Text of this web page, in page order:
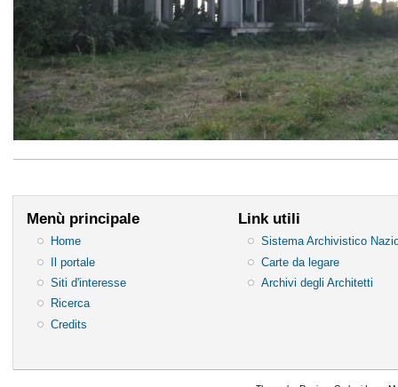
Menù principale
Home
Il portale
Siti d'interesse
Ricerca
Credits
Link utili
Sistema Archivistico
Carte da legare
Archivi degli Architetti